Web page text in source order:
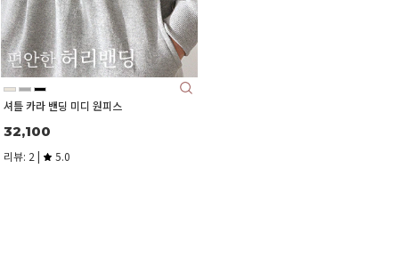
셔틀 카라 밴딩 미디 원피스
32,100
리뷰: 2 | 5.0